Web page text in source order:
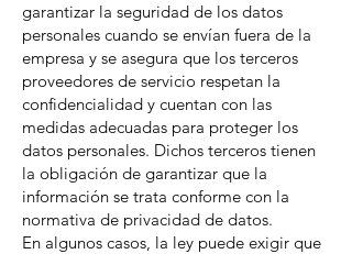
garantizar la seguridad de los datos
personales cuando se envían fuera de la
empresa y se asegura que los terceros
proveedores de servicio respetan la
confidencialidad y cuentan con las
medidas adecuadas para proteger los
datos personales. Dichos terceros tienen
la obligación de garantizar que la
información se trata conforme con la
normativa de privacidad de datos.
En algunos casos, la ley puede exigir que